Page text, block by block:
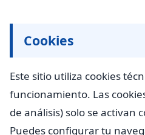
Cookies
Este sitio utiliza cookies
funcionamiento. Las
de análisis) solo se activan
Puedes configurar tu